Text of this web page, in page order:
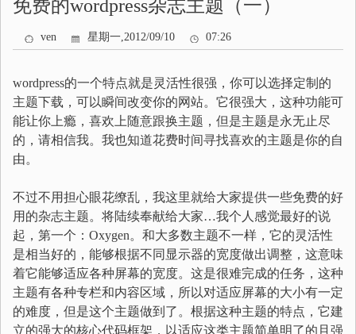
免费的wordpress杂志主题（一）
ven 星期一,2012/09/10 07:26
wordpress的一个特点就是灵活性很强，你可以选择定制的
主题下载，可以瞬间改变你的网站。它很强大，这种功能可
能让你上瘾，喜欢上随意跟换主题，但是主题是永无止尽
的，请相信我。我也知道花费时间寻找喜欢的主题是你的自
由。
不过不用担心眼花缭乱，我这里就给大家提供一些免费的好
用的杂志主题。将陆续奉献给大家…我个人感觉最好的说
起，第一个：Oxygen。和大多数主题不一样，它的灵活性
是相当好的，能够根据不同显示器的宽度做出调整，这意味
着它能够适应各种屏幕的宽度。这是很难完成的任务，这种
主题有各种专栏和内容区域，所以对适应屏幕的大小有一定
的难度，但是这个主题做到了。根据这种主题的特点，它建
立的强大的核心代码框架，以适应这类主题简单明了的且强